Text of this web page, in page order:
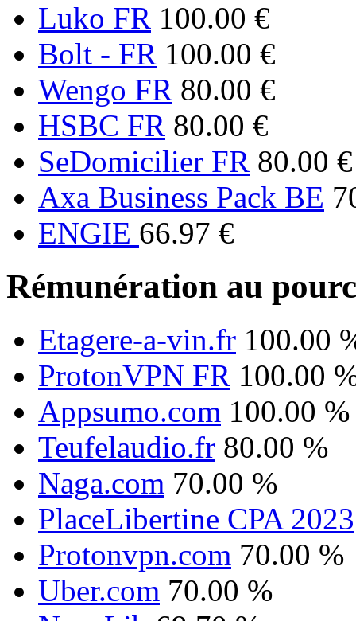
Luko FR 100.00 €
Bolt - FR 100.00 €
Wengo FR 80.00 €
HSBC FR 80.00 €
SeDomicilier FR 80.00 €
Axa Business Pack BE
ENGIE 66.97 €
Rémunération au
Etagere-a-vin.fr 100.00
ProtonVPN FR 100.00
Appsumo.com 100.00 %
Teufelaudio.fr 80.00 %
Naga.com 70.00 %
PlaceLibertine CPA 2023
Protonvpn.com 70.00 %
Uber.com 70.00 %